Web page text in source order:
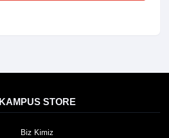
KAMPUS STORE
Biz Kimiz